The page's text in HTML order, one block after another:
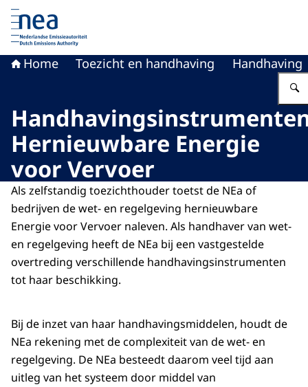
Naar de homepage van Nederlandse Emissieautoriteit
Home Toezicht en handhaving Handhaving
Hernieuwbare Energie
voor Vervoer
Als zelfstandig toezichthouder toetst de NEa of
bedrijven de wet- en regelgeving hernieuwbare
Energie voor Vervoer naleven. Als handhaver van wet-
en regelgeving heeft de NEa bij een vastgestelde
overtreding verschillende handhavingsinstrumenten
tot haar beschikking.
Bij de inzet van haar handhavingsmiddelen, houdt de
NEa rekening met de complexiteit van de wet- en
regelgeving. De NEa besteedt daarom veel tijd aan
uitleg van het systeem door middel van